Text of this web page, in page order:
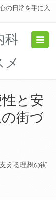
の日常を手に入
科
と安
街づ
える理想の街